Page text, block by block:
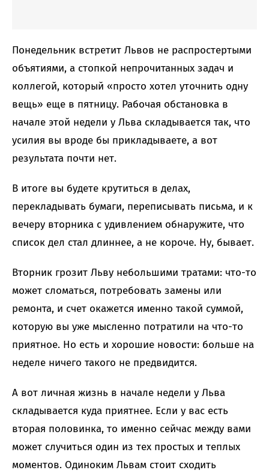
Понедельник встретит Львов не распростертыми
объятиями, а стопкой непрочитанных задач и
коллегой, который «просто хотел уточнить одну
вещь» еще в пятницу. Рабочая обстановка в
начале этой недели у Льва складывается так, что
усилия вы вроде бы прикладываете, а вот
результата почти нет.
В итоге вы будете крутиться в делах,
перекладывать бумаги, переписывать письма, и к
вечеру вторника с удивлением обнаружите, что
список дел стал длиннее, а не короче. Ну, бывает.
Вторник грозит Льву небольшими тратами: что-то
может сломаться, потребовать замены или
ремонта, и счет окажется именно такой суммой,
которую вы уже мысленно потратили на что-то
приятное. Но есть и хорошие новости: больше на
неделе ничего такого не предвидится.
А вот личная жизнь в начале недели у Льва
складывается куда приятнее. Если у вас есть
вторая половинка, то именно сейчас между вами
может случиться один из тех простых и теплых
моментов. Одиноким Львам стоит сходить